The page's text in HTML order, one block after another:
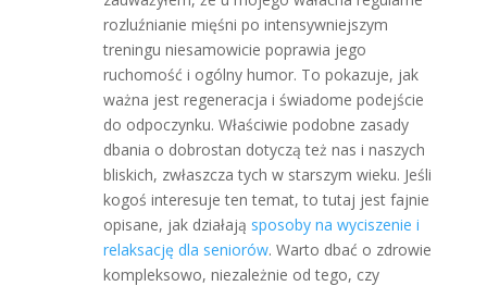
rozluźnianie mięśni po intensywniejszym
treningu niesamowicie poprawia jego
ruchomość i ogólny humor. To pokazuje, jak
ważna jest regeneracja i świadome podejście
do odpoczynku. Właściwie podobne zasady
dbania o dobrostan dotyczą też nas i naszych
bliskich, zwłaszcza tych w starszym wieku. Jeśli
kogoś interesuje ten temat, to tutaj jest fajnie
opisane, jak działają sposoby na wyciszenie i
relaksację dla seniorów. Warto dbać o zdrowie
kompleksowo, niezależnie od tego, czy